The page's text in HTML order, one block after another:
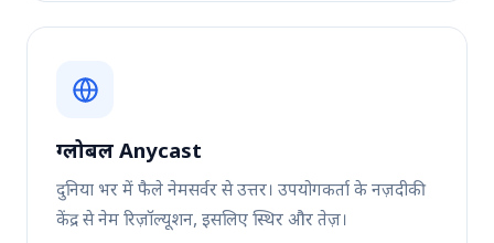
ग्लोबल Anycast
दुनिया भर में फैले नेमसर्वर से उत्तर। उपयोगकर्ता के नज़दीकी
केंद्र से नेम रिज़ॉल्यूशन, इसलिए स्थिर और तेज़।